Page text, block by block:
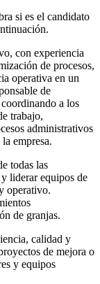
si es el candidato
con experiencia
de procesos,
operativa en un
de
a los
trabajo,
administrativos
empresa.
todas las
liderar equipos de
operativo.
de granjas.
calidad y
de mejora o
y equipos